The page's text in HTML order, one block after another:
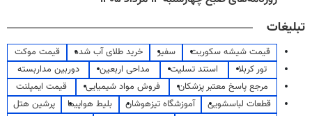
تبلیغات
قیمت شیشه سکوریت سفیر خرید طلای آب شده
قیمت موکت
تور کربلا
استند تسلیت مداحی اربعین
دوربین مداربسته
مرجع پاسخ معتبر پزشکان
فروش مواد شیمیایی
قیمت ایمپلنت
قطعات لباسشویی
آموزشگاه تیزهوشان بلیط هواپیما
پرشین هتل